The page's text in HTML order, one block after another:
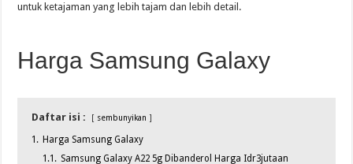
untuk ketajaman yang lebih tajam dan lebih detail.
Harga Samsung Galaxy
Daftar isi : sembunyikan
1. Harga Samsung Galaxy
1.1. Samsung Galaxy A22 5g Dibanderol Harga Idr3jutaan